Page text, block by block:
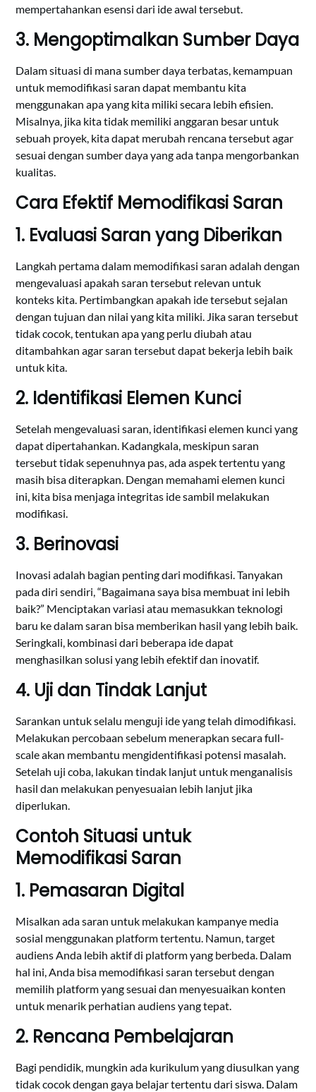
mempertahankan esensi dari ide awal tersebut.
3. Mengoptimalkan Sumber Daya
Dalam situasi di mana sumber daya terbatas, kemampuan
untuk memodifikasi saran dapat membantu kita
menggunakan apa yang kita miliki secara lebih efisien.
Misalnya, jika kita tidak memiliki anggaran besar untuk
sebuah proyek, kita dapat merubah rencana tersebut agar
sesuai dengan sumber daya yang ada tanpa mengorbankan
kualitas.
Cara Efektif Memodifikasi Saran
1. Evaluasi Saran yang Diberikan
Langkah pertama dalam memodifikasi saran adalah dengan
mengevaluasi apakah saran tersebut relevan untuk
konteks kita. Pertimbangkan apakah ide tersebut sejalan
dengan tujuan dan nilai yang kita miliki. Jika saran tersebut
tidak cocok, tentukan apa yang perlu diubah atau
ditambahkan agar saran tersebut dapat bekerja lebih baik
untuk kita.
2. Identifikasi Elemen Kunci
Setelah mengevaluasi saran, identifikasi elemen kunci yang
dapat dipertahankan. Kadangkala, meskipun saran
tersebut tidak sepenuhnya pas, ada aspek tertentu yang
masih bisa diterapkan. Dengan memahami elemen kunci
ini, kita bisa menjaga integritas ide sambil melakukan
modifikasi.
3. Berinovasi
Inovasi adalah bagian penting dari modifikasi. Tanyakan
pada diri sendiri, “Bagaimana saya bisa membuat ini lebih
baik?” Menciptakan variasi atau memasukkan teknologi
baru ke dalam saran bisa memberikan hasil yang lebih baik.
Seringkali, kombinasi dari beberapa ide dapat
menghasilkan solusi yang lebih efektif dan inovatif.
4. Uji dan Tindak Lanjut
Sarankan untuk selalu menguji ide yang telah dimodifikasi.
Melakukan percobaan sebelum menerapkan secara full-
scale akan membantu mengidentifikasi potensi masalah.
Setelah uji coba, lakukan tindak lanjut untuk menganalisis
hasil dan melakukan penyesuaian lebih lanjut jika
diperlukan.
Contoh Situasi untuk
Memodifikasi Saran
1. Pemasaran Digital
Misalkan ada saran untuk melakukan kampanye media
sosial menggunakan platform tertentu. Namun, target
audiens Anda lebih aktif di platform yang berbeda. Dalam
hal ini, Anda bisa memodifikasi saran tersebut dengan
memilih platform yang sesuai dan menyesuaikan konten
untuk menarik perhatian audiens yang tepat.
2. Rencana Pembelajaran
Bagi pendidik, mungkin ada kurikulum yang diusulkan yang
tidak cocok dengan gaya belajar tertentu dari siswa. Dalam